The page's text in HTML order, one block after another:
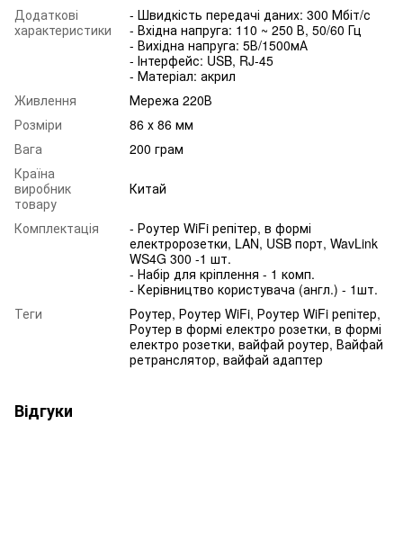
Додаткові
характеристики
- Швидкість передачі даних: 300 Мбіт/с
- Вхідна напруга: 110 ~ 250 В, 50/60 Гц
- Вихідна напруга: 5В/1500мА
- Інтерфейс: USB, RJ-45
- Матеріал: акрил
Живлення
Мережа 220В
Розміри
86 х 86 мм
Вага
200 грам
Країна
виробник
товару
Китай
Комплектація
- Роутер WiFi репітер, в формі
електророзетки, LAN, USB порт, WavLink
WS4G 300 -1 шт.
- Набір для кріплення - 1 комп.
- Керівництво користувача (англ.) - 1шт.
Теги
Роутер, Роутер WiFi, Роутер WiFi репітер,
Роутер в формі електро розетки, в формі
електро розетки, вайфай роутер, Вайфай
ретранслятор, вайфай адаптер
Відгуки